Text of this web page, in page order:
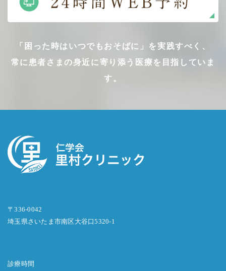
「困った時はいつでもおそばに」を実践すべく、
常に患者さまの身近に寄り添う医療を目指していま
す。
〒336-0042
埼玉県さいたま市南区大谷口5320-1
診療時間